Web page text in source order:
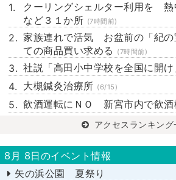
クーリングシェルター利用を
など３１か所 (7時間前)
家族連れで活気 お盆前の「紀
ての商品買い求める
(7時間前)
社説「高田小中学校を全国に開け
大槻鍼灸治療所 (6/15)
飲酒運転にＮＯ 新宮市内で飲酒
アクセスランキング
8月 8日のイベント情報
矢の浜公園 夏祭り